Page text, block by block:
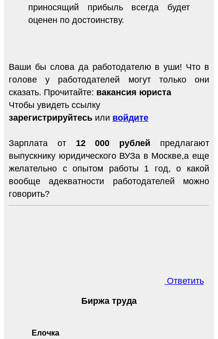
приносящий прибыль всегда будет
оценен по достоинству.
Ваши бы слова да работодателю в уши! Что в
голове у работодателей могут только они
сказать. Прочитайте: вакансия юриста
Чтобы увидеть ссылку
зарегистрируйтесь или войдите
Зарплата от 12 000 рублей предлагают
выпускнику юридического ВУЗа в Москве,а еще
желательно с опытом работы 1 год, о какой
вообще адекватности работодателей можно
говорить?
Ответить
Елочка
Биржа труда